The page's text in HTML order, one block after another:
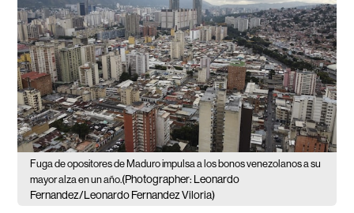
Fuga de opositores de Maduro impulsa a los bonos venezolanos a su
mayor alza en un año.(Photographer: Leonardo
Fernandez/Leonardo Fernandez Viloria)